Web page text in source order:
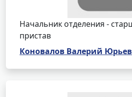
Начальник отделения -
пристав
Коновалов Валерий